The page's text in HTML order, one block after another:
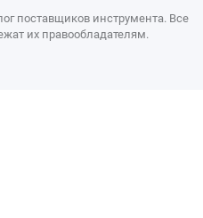
поставщиков инструмента. Все
их правообладателям.